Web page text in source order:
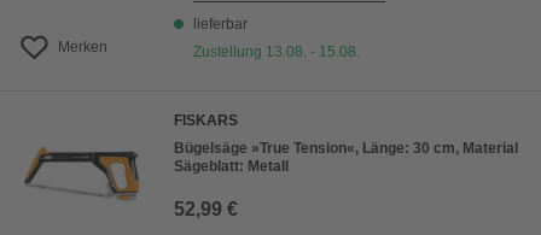
Merken
lieferbar
Zustellung 13.08. - 15.08.
FISKARS
Bügelsäge »True Tension«, Länge: 30 cm, Material
Sägeblatt: Metall
52,99 €